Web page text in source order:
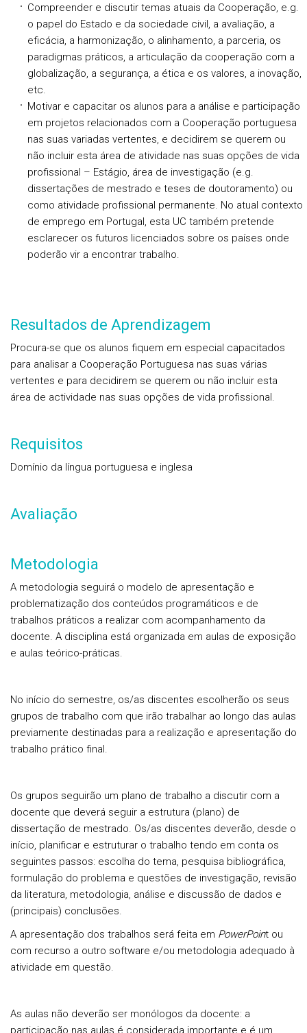
Compreender e discutir temas atuais da Cooperação, e.g.
o papel do Estado e da sociedade civil, a avaliação, a
eficácia, a harmonização, o alinhamento, a parceria, os
paradigmas práticos, a articulação da cooperação com a
globalização, a segurança, a ética e os valores, a inovação,
etc.
Motivar e capacitar os alunos para a análise e participação
em projetos relacionados com a Cooperação portuguesa
nas suas variadas vertentes, e decidirem se querem ou
não incluir esta área de atividade nas suas opções de vida
profissional – Estágio, área de investigação (e.g.
dissertações de mestrado e teses de doutoramento) ou
como atividade profissional permanente. No atual contexto
de emprego em Portugal, esta UC também pretende
esclarecer os futuros licenciados sobre os países onde
poderão vir a encontrar trabalho.
Resultados de Aprendizagem
Procura-se que os alunos fiquem em especial capacitados
para analisar a Cooperação Portuguesa nas suas várias
vertentes e para decidirem se querem ou não incluir esta
área de actividade nas suas opções de vida profissional.
Requisitos
Domínio da língua portuguesa e inglesa
Avaliação
Metodologia
A metodologia seguirá o modelo de apresentação e
problematização dos conteúdos programáticos e de
trabalhos práticos a realizar com acompanhamento da
docente. A disciplina está organizada em aulas de exposição
e aulas teórico-práticas.
No início do semestre, os/as discentes escolherão os seus
grupos de trabalho com que irão trabalhar ao longo das aulas
previamente destinadas para a realização e apresentação do
trabalho prático final.
Os grupos seguirão um plano de trabalho a discutir com a
docente que deverá seguir a estrutura (plano) de
dissertação de mestrado. Os/as discentes deverão, desde o
início, planificar e estruturar o trabalho tendo em conta os
seguintes passos: escolha do tema, pesquisa bibliográfica,
formulação do problema e questões de investigação, revisão
da literatura, metodologia, análise e discussão de dados e
(principais) conclusões.
A apresentação dos trabalhos será feita em PowerPoint ou
com recurso a outro software e/ou metodologia adequado à
atividade em questão.
As aulas não deverão ser monólogos da docente: a
participação nas aulas é considerada importante e é um